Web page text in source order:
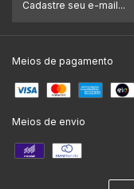
Meios de pagamento
Meios de envio